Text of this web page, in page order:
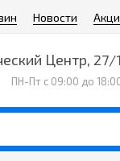
Новости
Центр, 27/1
ПН-Пт с 09:00 до